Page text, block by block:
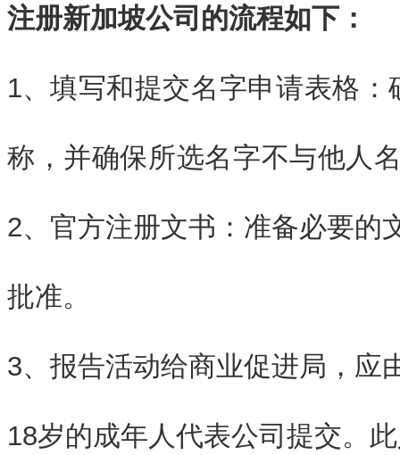
注册新加坡公司的流程如下：
1、 填写和提交名字申请表格
称，并确保所选名字不与他人
2、官方注册文书：准备必要的
批准。
3、报告活动给商业促进局，应
18岁的成年人代表公司提交。